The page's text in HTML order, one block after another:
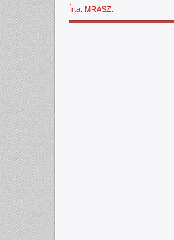
Írta: MRASZ.